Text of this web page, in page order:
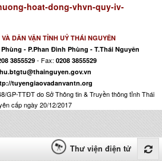
hoat-dong-vhvn-quy-iv-
DÂN VẬN TỈNH UỶ THÁI NGUYÊN
- P.Phan Đình Phùng - T.Thái Nguyên
3855529- Fax: 0208 3855529
tuyengiaovadanvantn.org
GP-TTĐT do Sở Thông tin & Truyền thông tỉnh Thái
cấp ngày 20/12/2017
Thư viện điện tử